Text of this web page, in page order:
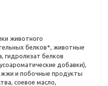
животного
белков*, животные
гидролизат белков
добавки),
и побочные продукты
соевое масло,